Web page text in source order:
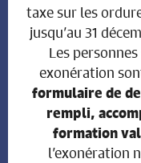
Voir toutes
taxe sur les
jusqu’au 31
Les
exonération
formulaire de
rempli,
formation
l’exonération